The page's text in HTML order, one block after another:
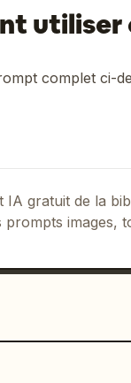
complet ci-
IA gratuit de la
prompts images,